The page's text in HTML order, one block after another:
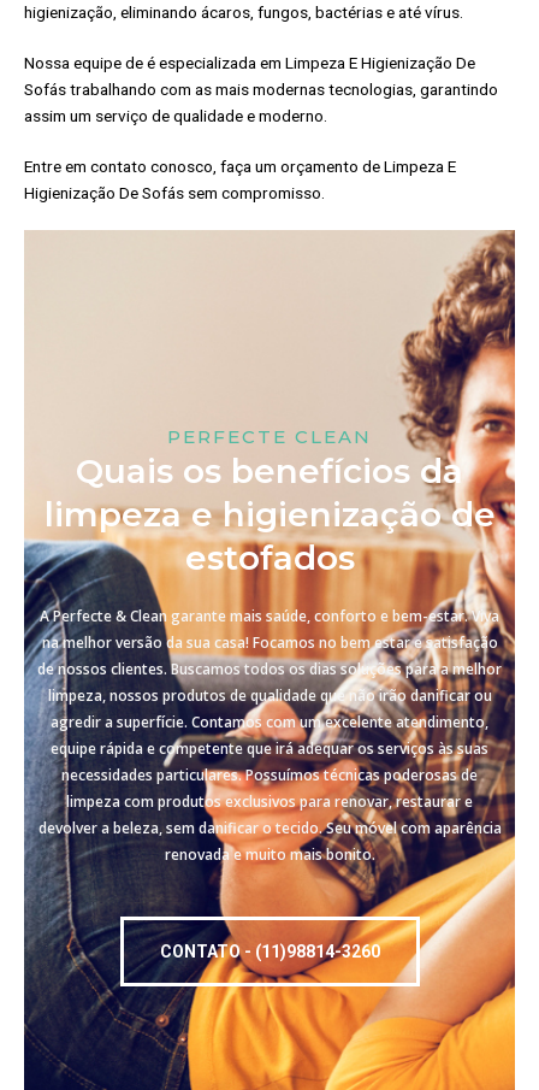
higienização, eliminando ácaros, fungos, bactérias e até vírus.
Nossa equipe de é especializada em Limpeza E Higienização De
Sofás trabalhando com as mais modernas tecnologias, garantindo
assim um serviço de qualidade e moderno.
Entre em contato conosco, faça um orçamento de Limpeza E
Higienização De Sofás sem compromisso.
PERFECTE CLEAN
Quais os benefícios da
limpeza e higienização de
estofados
A Perfecte & Clean garante mais saúde, conforto e bem-estar. Viva
na melhor versão da sua casa! Focamos no bem estar e satisfação
de nossos clientes. Buscamos todos os dias soluções para a melhor
limpeza, nossos produtos de qualidade que não irão danificar ou
agredir a superfície. Contamos com um excelente atendimento,
equipe rápida e competente que irá adequar os serviços às suas
necessidades particulares. Possuímos técnicas poderosas de
limpeza com produtos exclusivos para renovar, restaurar e
devolver a beleza, sem danificar o tecido. Seu móvel com aparência
renovada e muito mais bonito.
CONTATO - (11)98814-3260